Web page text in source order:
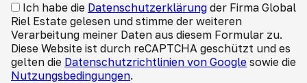
Ich habe die Datenschutzerklärung der Firma Global
Riel Estate gelesen und stimme der weiteren
Verarbeitung meiner Daten aus diesem Formular zu.
Diese Website ist durch reCAPTCHA geschützt und es
gelten die Datenschutzrichtlinien von Google sowie die
Nutzungsbedingungen.